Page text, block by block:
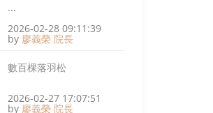
...
2026-02-28 09:11:39
by 廖義榮 院長
數百棵落羽松
2026-02-27 17:07:51
by 廖義榮 院長